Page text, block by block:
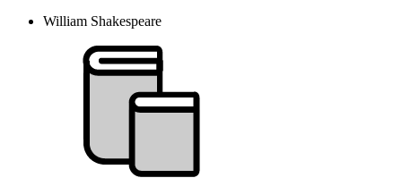
William Shakespeare